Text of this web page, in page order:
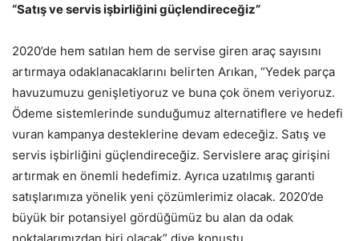
“Satış ve servis işbirliğini güçlendireceğiz”
2020’de hem satılan hem de servise giren araç sayısını
artırmaya odaklanacaklarını belirten Arıkan, “Yedek parça
havuzumuzu genişletiyoruz ve buna çok önem veriyoruz.
Ödeme sistemlerinde sunduğumuz alternatiflere ve hedefi
vuran kampanya desteklerine devam edeceğiz. Satış ve
servis işbirliğini güçlendireceğiz. Servislere araç girişini
artırmak en önemli hedefimiz. Ayrıca uzatılmış garanti
satışlarımıza yönelik yeni çözümlerimiz olacak. 2020’de
büyük bir potansiyel gördüğümüz bu alan da odak